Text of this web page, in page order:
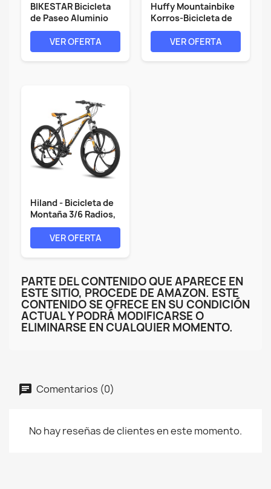
BIKESTAR Bicicleta
de Paseo Aluminio
26" 28"...
VER OFERTA
Huffy Mountainbike
Korros-Bicicleta de
montaña...
VER OFERTA
Hiland - Bicicleta de
Montaña 3/6 Radios,
21...
VER OFERTA
PARTE DEL CONTENIDO QUE APARECE EN
ESTE SITIO, PROCEDE DE AMAZON. ESTE
CONTENIDO SE OFRECE EN SU CONDICIÓN
ACTUAL Y PODRÁ MODIFICARSE O
ELIMINARSE EN CUALQUIER MOMENTO.
Comentarios (0)
No hay reseñas de clientes en este momento.